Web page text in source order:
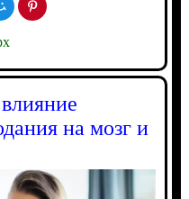
на мозг и